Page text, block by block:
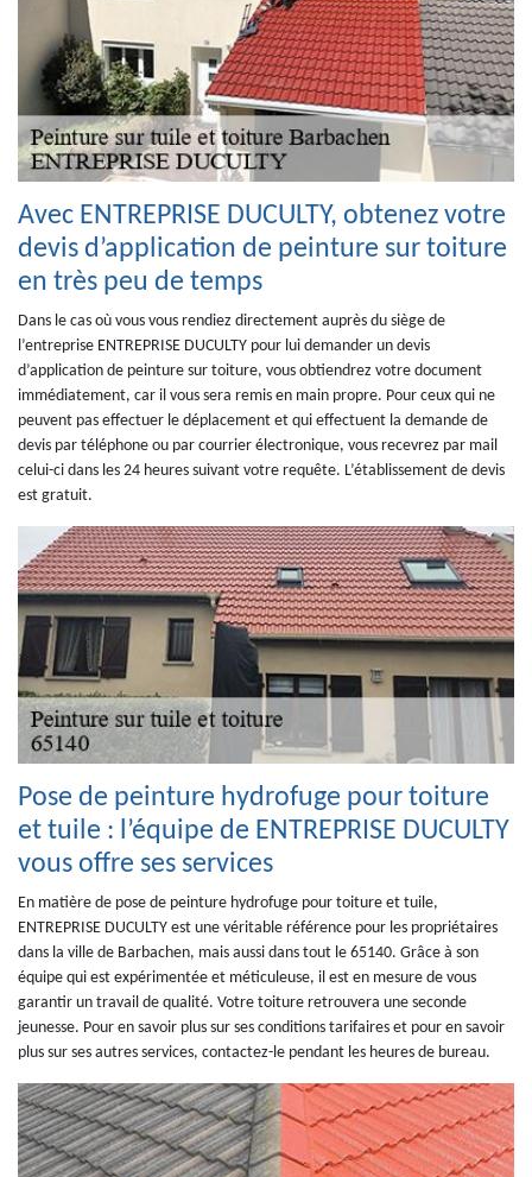
Avec ENTREPRISE DUCULTY, obtenez votre
devis d’application de peinture sur toiture
en très peu de temps
Dans le cas où vous vous rendiez directement auprès du siège de
l’entreprise ENTREPRISE DUCULTY pour lui demander un devis
d’application de peinture sur toiture, vous obtiendrez votre document
immédiatement, car il vous sera remis en main propre. Pour ceux qui ne
peuvent pas effectuer le déplacement et qui effectuent la demande de
devis par téléphone ou par courrier électronique, vous recevrez par mail
celui-ci dans les 24 heures suivant votre requête. L’établissement de devis
est gratuit.
Pose de peinture hydrofuge pour toiture
et tuile : l’équipe de ENTREPRISE DUCULTY
vous offre ses services
En matière de pose de peinture hydrofuge pour toiture et tuile,
ENTREPRISE DUCULTY est une véritable référence pour les propriétaires
dans la ville de Barbachen, mais aussi dans tout le 65140. Grâce à son
équipe qui est expérimentée et méticuleuse, il est en mesure de vous
garantir un travail de qualité. Votre toiture retrouvera une seconde
jeunesse. Pour en savoir plus sur ses conditions tarifaires et pour en savoir
plus sur ses autres services, contactez-le pendant les heures de bureau.